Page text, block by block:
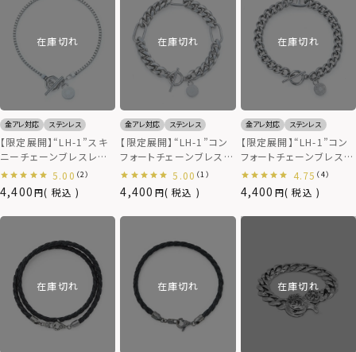
在庫切れ
金アレ対応 ステンレス
【限定展開】“LH-1”スキ
ニーチェーンブレスレット
（ベネチアン/シルバー）/
サージカルステンレス（金
属アレルギー対応）
4,400 税込
5.00 （2）
在庫切れ
金アレ対応 ステンレス
【限定展開】“LH-1”コン
フォートチェーンブレスレ
ット（カットキヘイ）/サー
ジカルステンレス（金属ア
レルギー対応）
4,400 税込
5.00 （1）
在庫切れ
金アレ対応 ステンレス
【限定展開】“LH-1”コン
フォートチェーンブレスレ
ット（キヘイ＆アンカー）/
サージカルステンレス（金
属アレルギー対応）
4,400 税込
4.75 （4）
在庫切れ 在庫切れ 在庫切れ